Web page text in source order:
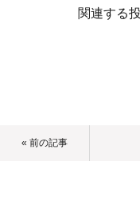
関連する
« 前の記事